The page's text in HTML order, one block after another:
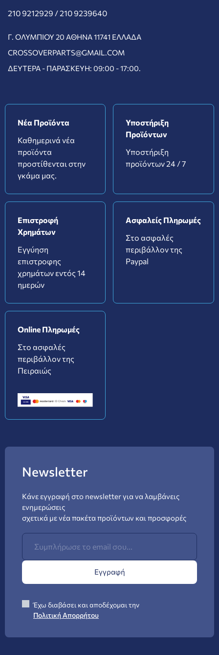
210 9212929 /210 9239640
Γ. ΟΛΥΜΠΊΟΥ 20 ΑΘΉΝΑ 11741 ΕΛΛΆΔΑ
CROSSOVERPARTS@GMAIL.COM
ΔΕΥΤΈΡΑ - ΠΑΡΑΣΚΕΥΉ: 09:00 - 17:00.
Νέα Προϊόντα
Καθημερινά νέα
προϊόντα
προστίθενται στην
γκάμα μας.
Υποστήριξη
Προϊόντων
Υποστήριξη
προϊόντων 24 / 7
Επιστροφή
Χρημάτων
Εγγύηση
επιστροφης
χρημάτων εντός 14
ημερών
Ασφαλείς Πληρωμές
Στο ασφαλές
περιβάλλον της
Paypal
Online Πληρωμές
Στο ασφαλές
περιβάλλον της
Πειραιώς
Newsletter
Κάνε εγγραφή στο newsletter για να λαμβάνεις
ενημερώσεις
σχετικά με νέα πακέτα προϊόντων και προσφορές
Εγγραφή
Έχω διαβάσει και αποδέχομαι την
Πολιτική Απορρήτου